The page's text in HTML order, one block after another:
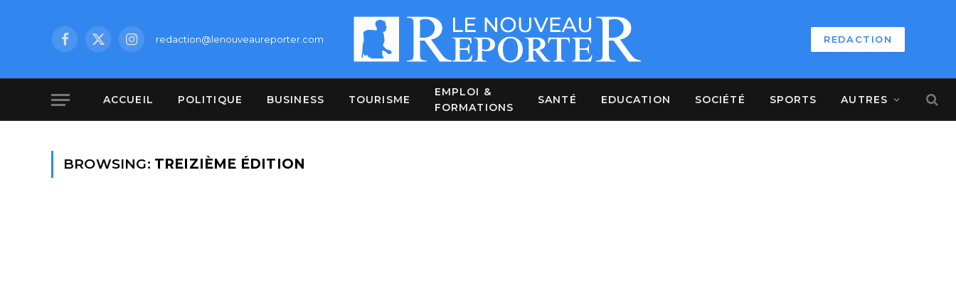
Facebook
X
Instagramredaction@lenouveaureporter.com REDACTION
ACCUEIL POLITIQUE BUSINESS TOURISME
EMPLOI &
FORMATIONS
SANTÉ EDUCATION SOCIÉTÉ SPORTS AUTRES
BROWSING: TREIZIÈME ÉDITION